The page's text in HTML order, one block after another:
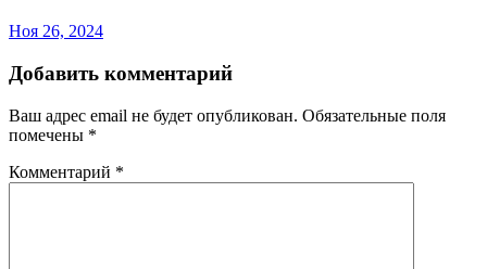
Ноя 26, 2024
Добавить комментарий
Ваш адрес email не будет опубликован. Обязательные поля
помечены *
Комментарий *